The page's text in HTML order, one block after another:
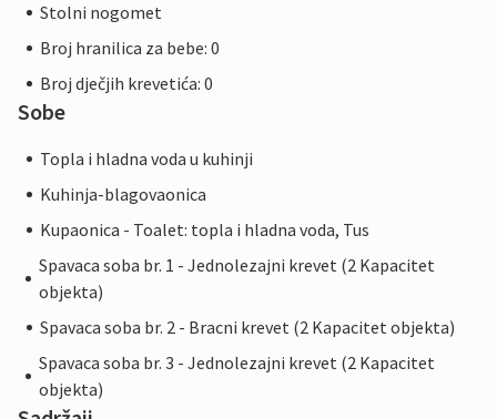
Stolni nogomet
Broj hranilica za bebe: 0
Broj dječjih krevetića: 0
Sobe
Topla i hladna voda u kuhinji
Kuhinja-blagovaonica
Kupaonica - Toalet: topla i hladna voda, Tus
Spavaca soba br. 1 - Jednolezajni krevet (2 Kapacitet
objekta)
Spavaca soba br. 2 - Bracni krevet (2 Kapacitet objekta)
Spavaca soba br. 3 - Jednolezajni krevet (2 Kapacitet
objekta)